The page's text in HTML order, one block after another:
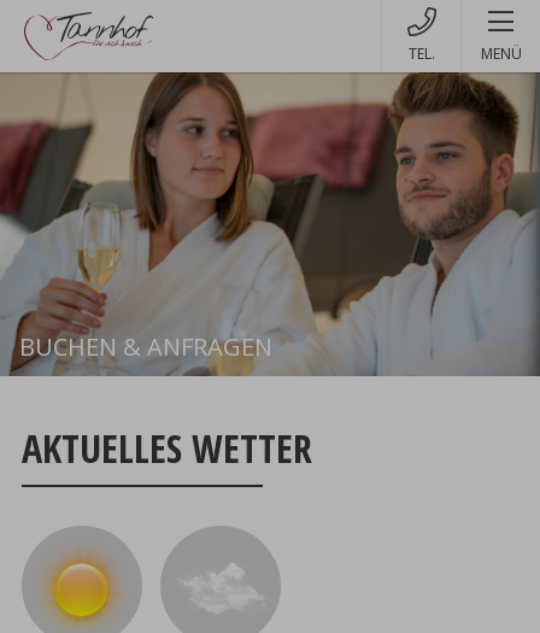
MENÜ
BUCHEN & ANFRAGEN Buchen
AKTUELLES WETTER